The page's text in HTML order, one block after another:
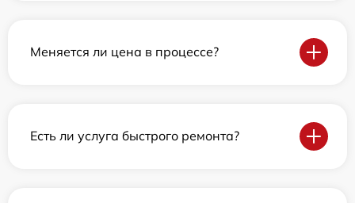
Меняется ли цена в процессе?
Есть ли услуга быстрого ремонта?